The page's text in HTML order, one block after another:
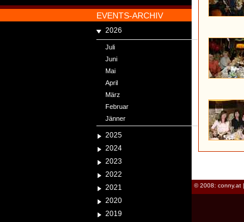
EVENTS-ARCHIV
2026
Juli
Juni
Mai
April
März
Februar
Jänner
2025
2024
2023
2022
2021
2020
2019
© 2008: conny.at |